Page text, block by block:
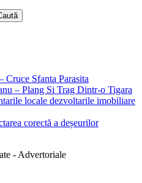
Cruce Sfanta Parasita
– Plang Si Trag Dintr-o Tigara
locale dezvoltarile imobiliare
corectă a deșeurilor
- Advertoriale